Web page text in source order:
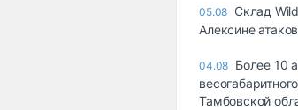
05.08 Склад
Алексине
04.08 Более 10
Тамбовской